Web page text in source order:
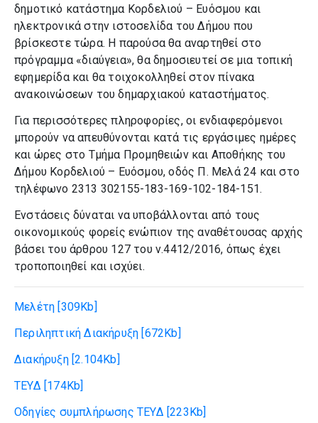
δημοτικό κατάστημα Κορδελιού – Ευόσμου και
ηλεκτρονικά στην ιστοσελίδα του Δήμου που
βρίσκεστε τώρα. Η παρούσα θα αναρτηθεί στο
πρόγραμμα «διαύγεια», θα δημοσιευτεί σε μια τοπική
εφημερίδα και θα τοιχοκολληθεί στον πίνακα
ανακοινώσεων του δημαρχιακού καταστήματος.
Για περισσότερες πληροφορίες, οι ενδιαφερόμενοι
μπορούν να απευθύνονται κατά τις εργάσιμες ημέρες
και ώρες στο Τμήμα Προμηθειών και Αποθήκης του
Δήμου Κορδελιού – Ευόσμου, οδός Π. Μελά 24 και στο
τηλέφωνο 2313 302155-183-169-102-184-151.
Ενστάσεις δύναται να υποβάλλονται από τους
οικονομικούς φορείς ενώπιον της αναθέτουσας αρχής
βάσει του άρθρου 127 του ν.4412/2016, όπως έχει
τροποποιηθεί και ισχύει.
Μελέτη [309Kb]
Περιληπτική Διακήρυξη [672Kb]
Διακήρυξη[2.104Kb]
ΤΕΥΔ [174Kb]
Οδηγίες συμπλήρωσης ΤΕΥΔ [223Kb]